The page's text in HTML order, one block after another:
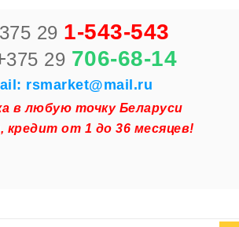
375 29 1-543-543
375 29 706-68-14
rsmarket@mail.ru
в любую точку Беларуси
кредит от 1 до 36 месяцев!